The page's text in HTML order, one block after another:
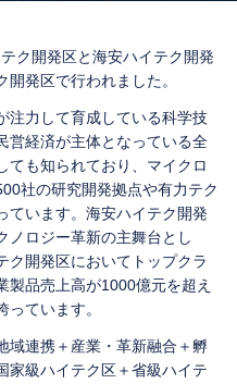
ク開発区と海安ハイテク開発
発区で行われました。
注力して育成している科学技
営経済が主体となっている全
ても知られており、マイクロ
社の研究開発拠点や有力テク
ています。海安ハイテク開発
ノロジー革新の主舞台とし
ク開発区においてトップクラ
製品売上高が1000億元を超え
ています。
域連携＋産業・革新融合＋孵
家級ハイテク区＋省級ハイテ